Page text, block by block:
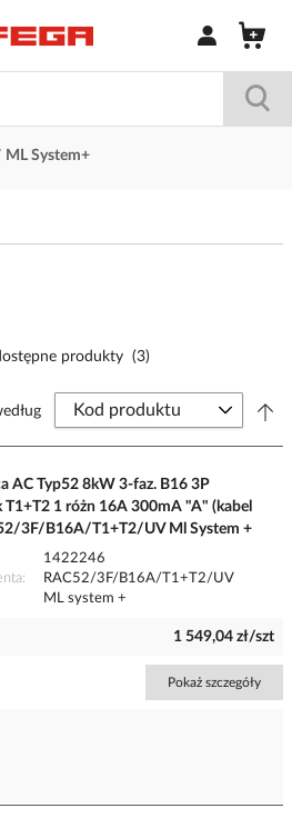
Zaloguj się /
ML System+
produkty (3)
AC Typ52 8kW 3-faz. B16 3P
1 różn 16A 300mA "A" (kabel
3F/B16A/T1+T2/UV Ml System +
1422246
RAC52/3F/B16A/T1+T2/UV
ML system +
1 549,04 zł/szt
Pokaż szczegóły